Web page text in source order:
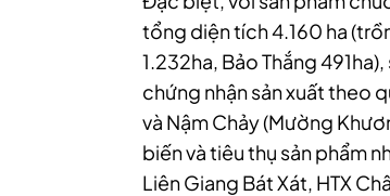
tổng diện tích 4.160 ha
1.232ha, Bảo Thắng
chứng nhận sản xuất theo
và Nậm Chảy (Mường
biến và tiêu thụ sản phẩm
Liên Giang Bát Xát, HTX